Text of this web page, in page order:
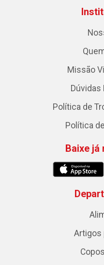
Missão
Dúvidas
Política de
Política
Baixe já
Artigos